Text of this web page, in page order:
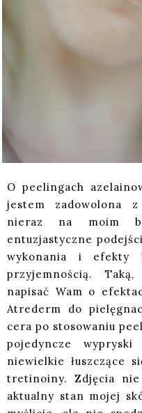
O peelingach
jestem zadowolona
nieraz na moim
entuzjastyczne
wykonania i efekty
przyjemnością.
napisać Wam o
Atrederm do
cera po stosowaniu
pojedyncze
niewielkie łuszczące
tretinoiny. Zdjęcia
aktualny stan mojej